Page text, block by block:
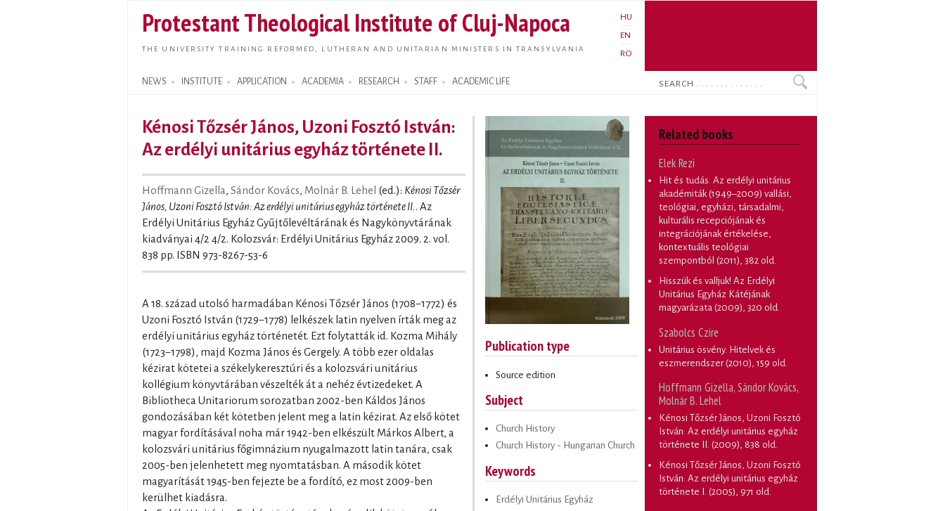
main
content
Protestant Theological Institute of Cluj-Napoca
THE UNIVERSITY TRAINING REFORMED, LUTHERAN AND UNITARIAN MINISTERS IN TRANSYLVANIA
HU
EN
RO
NEWS INSTITUTE APPLICATION ACADEMIA RESEARCH STAFF ACADEMIC LIFE
Search form
Search
Kénosi Tőzsér János, Uzoni Fosztó István:
Az erdélyi unitárius egyház története II.
Hoffmann Gizella, Sándor Kovács, Molnár B. Lehel (ed.): Kénosi Tőzsér
János, Uzoni Fosztó István: Az erdélyi unitárius egyház története II. . Az
Erdélyi Unitárius Egyház Gyűjtőlevéltárának és Nagykönyvtárának
kiadványai 4/2 4/2. Kolozsvár: Erdélyi Unitárius Egyház 2009. 2. vol.
838 pp. ISBN 973-8267-53-6
A 18. század utolsó harmadában Kénosi Tőzsér János (1708−1772) és
Uzoni Fosztó István (1729−1778) lelkészek latin nyelven írták meg az
erdélyi unitárius egyház történetét. Ezt folytatták id. Kozma Mihály
(1723−1798), majd Kozma János és Gergely. A több ezer oldalas
kézirat kötetei a székelykeresztúri és a kolozsvári unitárius
kollégium könyvtárában vészelték át a nehéz évtizedeket. A
Bibliotheca Unitariorum sorozatban 2002-ben Káldos János
gondozásában két kötetben jelent meg a latin kézirat. Az első kötet
magyar fordításával noha már 1942-ben elkészült Márkos Albert, a
kolozsvári unitárius főgimnázium nyugalmazott latin tanára, csak
2005-ben jelenhetett meg nyomtatásban. A második kötet
magyarítását 1945-ben fejezte be a fordító, ez most 2009-ben
kerülhet kiadásra.
Publication type
Source edition
Subject
Church History
Church History - Hungarian Church
Keywords
Erdélyi Unitárius Egyház
Related books
Elek Rezi
Hit és tudás. Az erdélyi unitárius
akadémiták (1949–2009) vallási,
teológiai, egyházi, társadalmi,
kulturális recepciójának és
integrációjának értékelése,
kontextuális teológiai
szempontból (2011), 382 old.
Hisszük és valljuk! Az Erdélyi
Unitárius Egyház Kátéjának
magyarázata (2009), 320 old.
Szabolcs Czire
Unitárius ösvény. Hitelvek és
eszmerendszer(2010), 159 old.
Hoffmann Gizella, Sándor Kovács,
Molnár B. Lehel
Kénosi Tőzsér János, Uzoni Fosztó
István: Az erdélyi unitárius egyház
története II. (2009), 838 old.
Kénosi Tőzsér János, Uzoni Fosztó
István: Az erdélyi unitárius egyház
története I. (2005), 971 old.